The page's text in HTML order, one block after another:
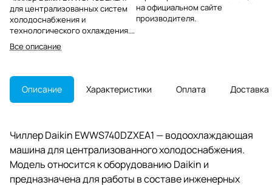
для централизованных систем
холодоснабжения и
технологического охлаждения.
Модель снята с производства,
что важно учитывать при замене
Все описание
на официальном сайте
производителя.
Описание Характеристики Оплата Доставка
Чиллер Daikin EWWS740DZXEA1 — водоохлаждающая
машина для централизованного холодоснабжения.
Модель относится к оборудованию Daikin и
предназначена для работы в составе инженерных